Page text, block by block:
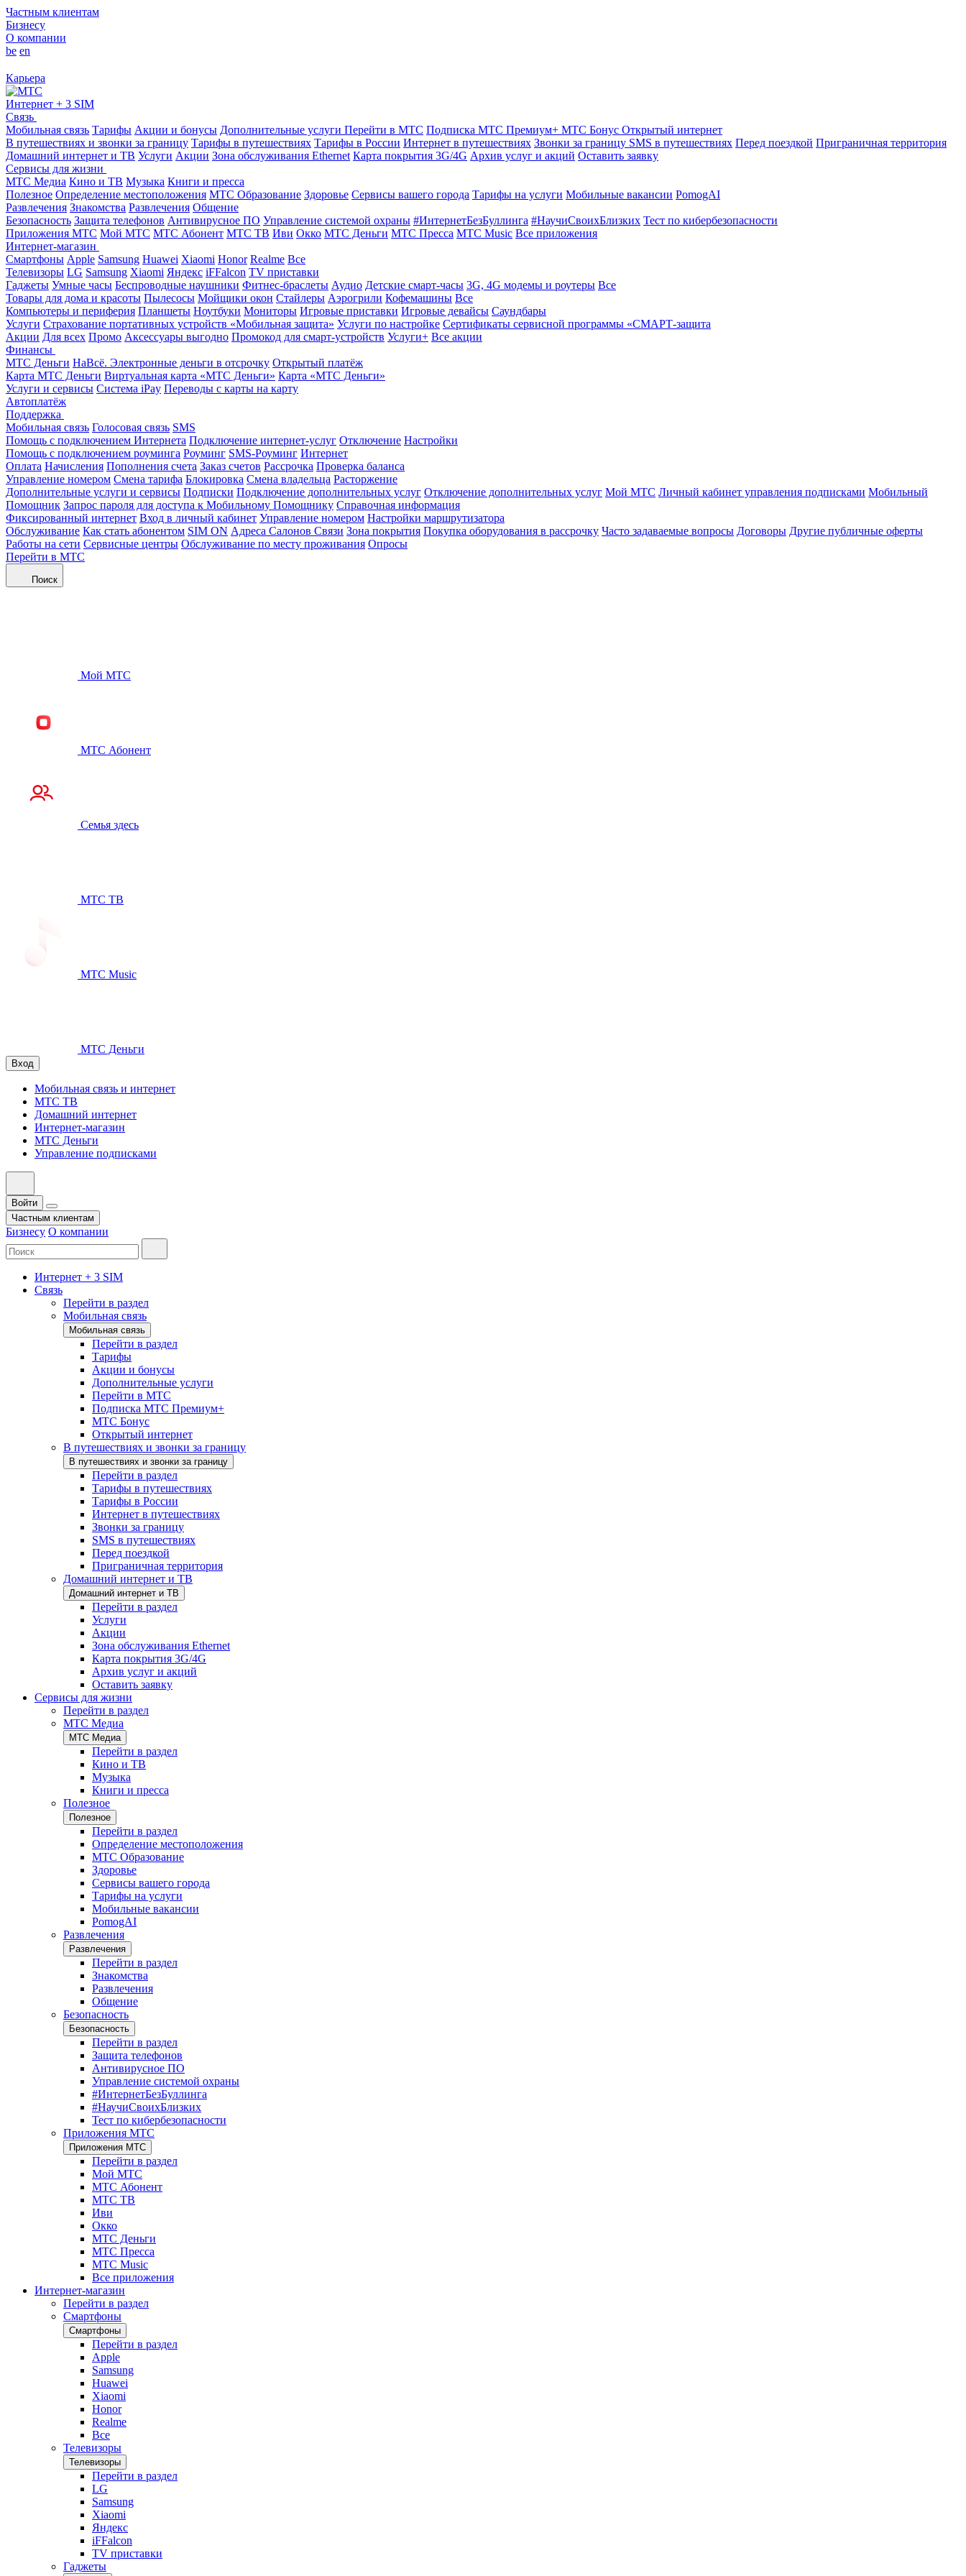
Частным клиентам
Бизнесу
О компании
be en
Карьера
Интернет + 3 SIM
Связь
Мобильная связь Тарифы Акции и бонусы Дополнительные услуги Перейти в МТС Подписка МТС Премиум+ МТС Бонус Открытый интернет
В путешествиях и звонки за границу Тарифы в путешествиях Тарифы в России Интернет в путешествиях Звонки за границу SMS в путешествиях Перед поездкой Приграничная территория
Домашний интернет и ТВ Услуги Акции Зона обслуживания Ethernet Карта покрытия 3G/4G Архив услуг и акций Оставить заявку
Сервисы для жизни
МТС Медиа Кино и ТВ Музыка Книги и пресса
Полезное Определение местоположения МТС Образование Здоровье Сервисы вашего города Тарифы на услуги Мобильные вакансии PomogAI
Развлечения Знакомства Развлечения Общение
Безопасность Защита телефонов Антивирусное ПО Управление системой охраны #ИнтернетБезБуллинга #НаучиСвоихБлизких Тест по кибербезопасности
Приложения МТС Мой МТС МТС Абонент МТС ТВ Иви Окко МТС Деньги МТС Пресса МТС Music Все приложения
Интернет-магазин
Смартфоны Apple Samsung Huawei Xiaomi Honor Realme Все
Телевизоры LG Samsung Xiaomi Яндекс iFFalcon TV приставки
Гаджеты Умные часы Беспроводные наушники Фитнес-браслеты Аудио Детские смарт-часы 3G, 4G модемы и роутеры Все
Товары для дома и красоты Пылесосы Мойщики окон Стайлеры Аэрогрили Кофемашины Все
Компьютеры и периферия Планшеты Ноутбуки Мониторы Игровые приставки Игровые девайсы Саундбары
Услуги Страхование портативных устройств «Мобильная защита» Услуги по настройке Сертификаты сервисной программы «СМАРТ-защита
Акции Для всех Промо Аксессуары выгодно Промокод для смарт-устройств Услуги+ Все акции
Финансы
МТС Деньги НаВсё. Электронные деньги в отсрочку Открытый платёж
Карта МТС Деньги Виртуальная карта «МТС Деньги» Карта «МТС Деньги»
Услуги и сервисы Система iPay Переводы с карты на карту
Автоплатёж
Поддержка
Мобильная связь Голосовая связь SMS
Помощь с подключением Интернета Подключение интернет-услуг Отключение Настройки
Помощь с подключением роуминга Роуминг SMS-Роуминг Интернет
Оплата Начисления Пополнения счета Заказ счетов Рассрочка Проверка баланса
Управление номером Смена тарифа Блокировка Смена владельца Расторжение
Дополнительные услуги и сервисы Подписки Подключение дополнительных услуг Отключение дополнительных услуг Мой МТС Личный кабинет управления подписками Мобильный
Помощник Запрос пароля для доступа к Мобильному Помощнику Справочная информация
Фиксированный интернет Вход в личный кабинет Управление номером Настройки маршрутизатора
Обслуживание Как стать абонентом SIM ON Адреса Салонов Связи Зона покрытия Покупка оборудования в рассрочку Часто задаваемые вопросы Договоры Другие публичные оферты
Работы на сети Сервисные центры Обслуживание по месту проживания Опросы
Перейти в МТС
Поиск
Мой МТС
МТС Абонент
Семья здесь
МТС ТВ
МТС Music
МТС Деньги
Вход
Мобильная связь и интернет
МТС ТВ
Домашний интернет
Интернет-магазин
МТС Деньги
Управление подписками
Войти
Частным клиентам
Бизнесу О компании
Интернет + 3 SIM
Связь
Перейти в раздел
Мобильная связь
Мобильная связь
Перейти в раздел
Тарифы
Акции и бонусы
Дополнительные услуги
Перейти в МТС
Подписка МТС Премиум+
МТС Бонус
Открытый интернет
В путешествиях и звонки за границу
В путешествиях и звонки за границу
Перейти в раздел
Тарифы в путешествиях
Тарифы в России
Интернет в путешествиях
Звонки за границу
SMS в путешествиях
Перед поездкой
Приграничная территория
Домашний интернет и ТВ
Домашний интернет и ТВ
Перейти в раздел
Услуги
Акции
Зона обслуживания Ethernet
Карта покрытия 3G/4G
Архив услуг и акций
Оставить заявку
Сервисы для жизни
Перейти в раздел
МТС Медиа
МТС Медиа
Перейти в раздел
Кино и ТВ
Музыка
Книги и пресса
Полезное
Полезное
Перейти в раздел
Определение местоположения
МТС Образование
Здоровье
Сервисы вашего города
Тарифы на услуги
Мобильные вакансии
PomogAI
Развлечения
Развлечения
Перейти в раздел
Знакомства
Развлечения
Общение
Безопасность
Безопасность
Перейти в раздел
Защита телефонов
Антивирусное ПО
Управление системой охраны
#ИнтернетБезБуллинга
#НаучиСвоихБлизких
Тест по кибербезопасности
Приложения МТС
Приложения МТС
Перейти в раздел
Мой МТС
МТС Абонент
МТС ТВ
Иви
Окко
МТС Деньги
МТС Пресса
МТС Music
Все приложения
Интернет-магазин
Перейти в раздел
Смартфоны
Смартфоны
Перейти в раздел
Apple
Samsung
Huawei
Xiaomi
Honor
Realme
Все
Телевизоры
Телевизоры
Перейти в раздел
LG
Samsung
Xiaomi
Яндекс
iFFalcon
TV приставки
Гаджеты